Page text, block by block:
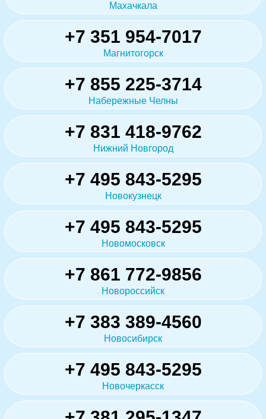
Махачкала
+7 351 954-7017
Магнитогорск
+7 855 225-3714
Набережные Челны
+7 831 418-9762
Нижний Новгород
+7 495 843-5295
Новокузнецк
+7 495 843-5295
Новомосковск
+7 861 772-9856
Новороссийск
+7 383 389-4560
Новосибирск
+7 495 843-5295
Новочеркасск